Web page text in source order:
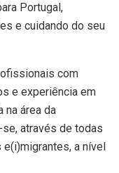
Portugal,
e cuidando do seu
com
e experiência em
na área da
através de todas
a nível